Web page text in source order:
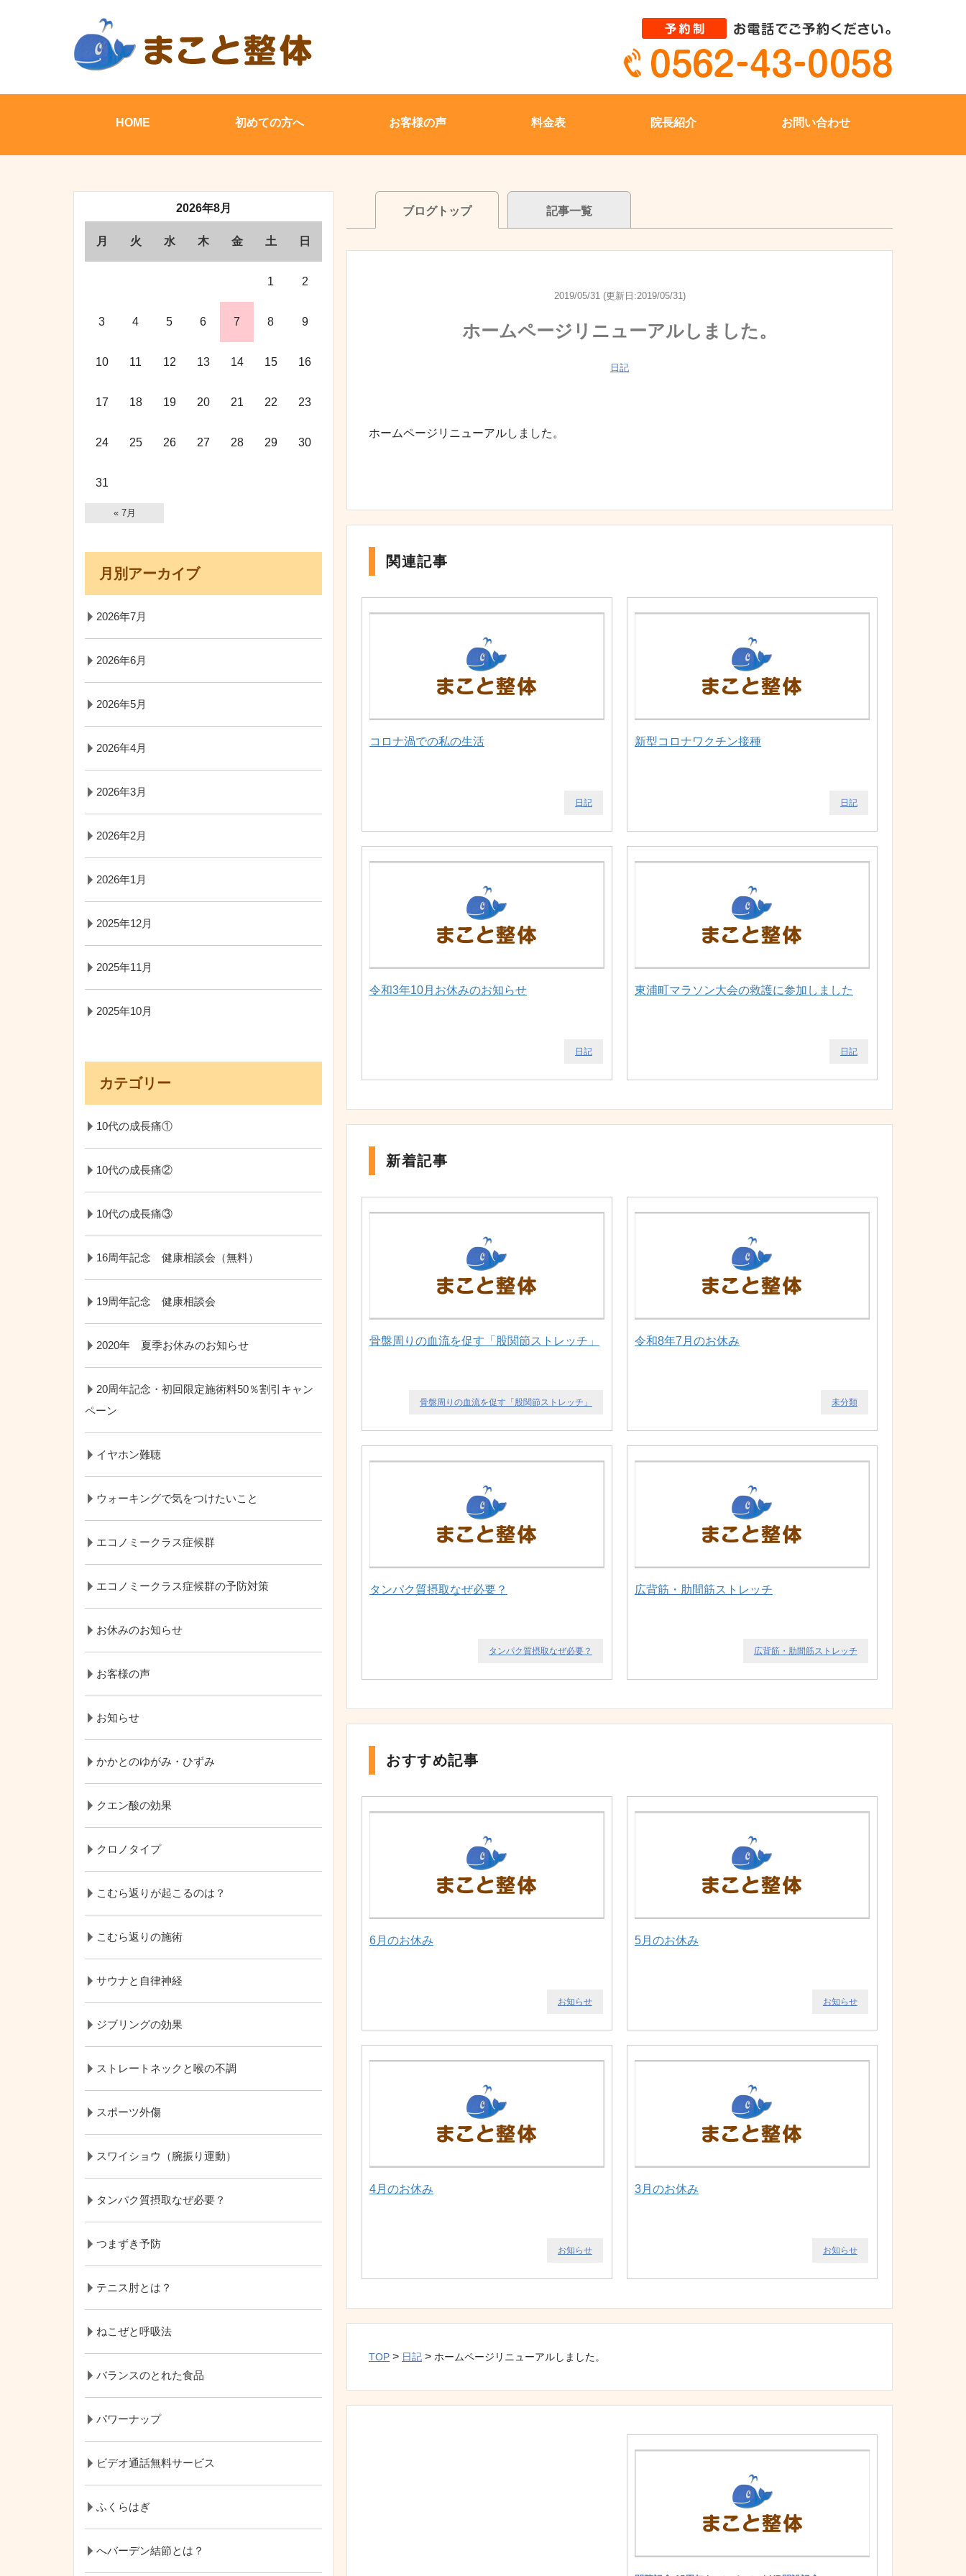
HOME 初めての方へ お客様の声 料金表 院長紹介 お問い合わせ
ブログトップ 記事一覧
2019/05/31 (更新日:2019/05/31)
ホームページリニューアルしました。
日記
ホームページリニューアルしました。
関連記事
コロナ渦での私の生活
日記
新型コロナワクチン接種
日記
令和3年10月お休みのお知らせ
日記
東浦町マラソン大会の救護に参加しました
日記
新着記事
骨盤周りの血流を促す「股関節ストレッチ」
骨盤周りの血流を促す「股関節ストレッチ」
令和8年7月のお休み
未分類
タンパク質摂取なぜ必要？
タンパク質摂取なぜ必要？
広背筋・肋間筋ストレッチ
広背筋・肋間筋ストレッチ
おすすめ記事
6月のお休み
お知らせ
5月のお休み
お知らせ
4月のお休み
お知らせ
3月のお休み
お知らせ
TOP > 日記 > ホームページリニューアルしました。
2026年8月
月 火 水 木 金 土 日
1 2
3 4 5 6 7 8 9
10 11 12 13 14 15 16
17 18 19 20 21 22 23
24 25 26 27 28 29 30
31
« 7月
月別アーカイブ
2026年7月
2026年6月
2026年5月
2026年4月
2026年3月
2026年2月
2026年1月
2025年12月
2025年11月
2025年10月
カテゴリー
10代の成長痛①
10代の成長痛②
10代の成長痛③
16周年記念 健康相談会（無料）
19周年記念 健康相談会
2020年 夏季お休みのお知らせ
20周年記念・初回限定施術料50％割引キャン
ペーン
イヤホン難聴
ウォーキングで気をつけたいこと
エコノミークラス症候群
エコノミークラス症候群の予防対策
お休みのお知らせ
お客様の声
お知らせ
かかとのゆがみ・ひずみ
クエン酸の効果
クロノタイプ
こむら返りが起こるのは？
こむら返りの施術
サウナと自律神経
ジブリングの効果
ストレートネックと喉の不調
スポーツ外傷
スワイショウ（腕振り運動）
タンパク質摂取なぜ必要？
つまずき予防
テニス肘とは？
ねこぜと呼吸法
バランスのとれた食品
パワーナップ
ビデオ通話無料サービス
ふくらはぎ
へバーデン結節とは？